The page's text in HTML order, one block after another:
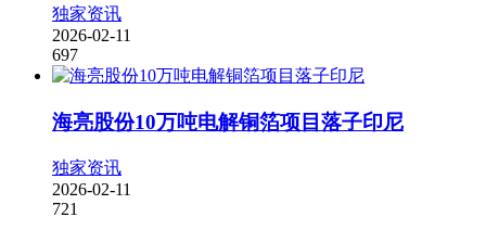
独家资讯
2026-02-11
697
海亮股份10万吨电解铜箔项目落子印尼
独家资讯
2026-02-11
721